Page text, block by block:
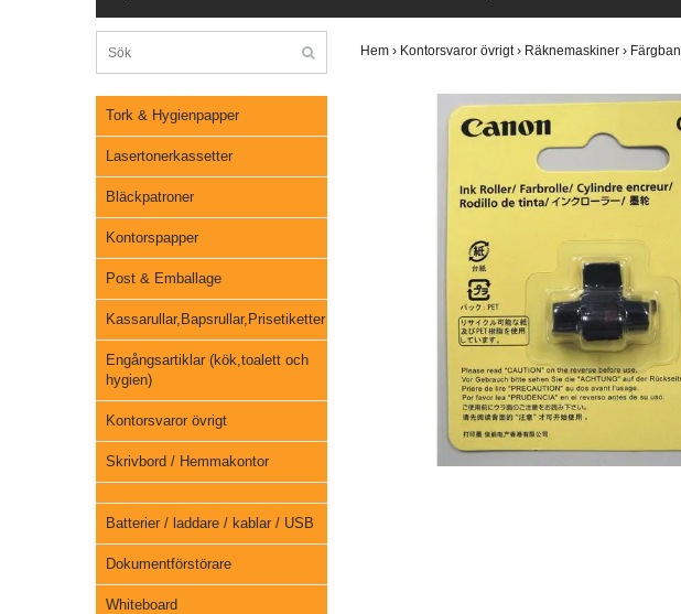
Tork & Hygienpapper
Lasertonerkassetter
Bläckpatroner
Kontorspapper
Post & Emballage
Kassarullar,Bapsrullar,Prisetiketter
Engångsartiklar (kök,toalett och
hygien)
Kontorsvaror övrigt
Skrivbord / Hemmakontor
Batterier / laddare / kablar / USB
Dokumentförstörare
Whiteboard
Hem › Kontorsvaror övrigt› Räknemaskiner ›